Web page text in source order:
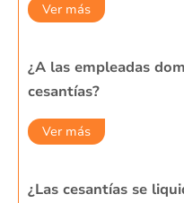
Ver más
¿A las empleadas
cesantías?
Ver más
¿Las cesantías se